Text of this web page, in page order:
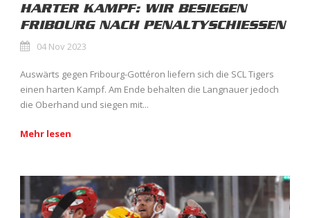
HARTER KAMPF: WIR BESIEGEN
FRIBOURG NACH PENALTYSCHIESSEN
04 Nov 2023
Auswärts gegen Fribourg-Gottéron liefern sich die SCL Tigers
einen harten Kampf. Am Ende behalten die Langnauer jedoch
die Oberhand und siegen mit...
Mehr lesen